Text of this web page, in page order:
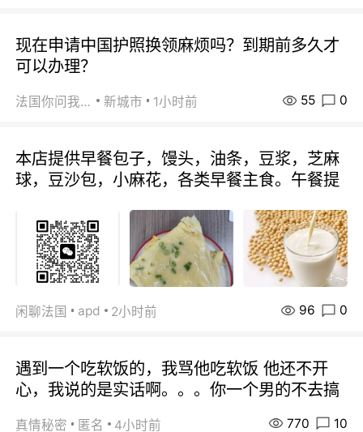
现在申请中国护照换领麻烦吗？到期前多久才
可以办理？
法国你问我答 新城市 1小时前 55 0
本店提供早餐包子，馒头，油条，豆浆，芝麻
球，豆沙包，小麻花，各类早餐主食。午餐提
闲聊法国 apd 2小时前 96 0
遇到一个吃软饭的，我骂他吃软饭 他还不开
心，我说的是实话啊。。。你一个男的不去搞
真情秘密 匿名 4小时前 770 10